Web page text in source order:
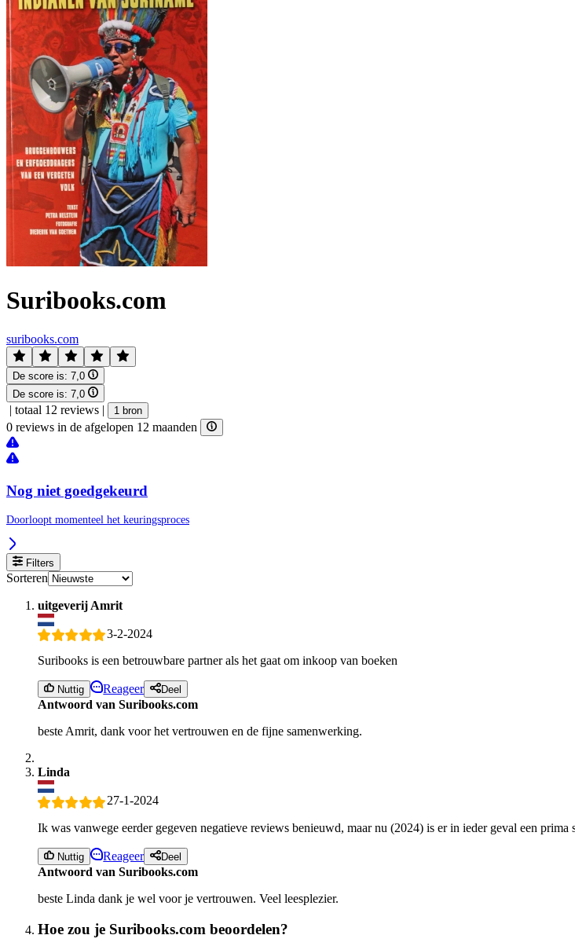
Suribooks.com
suribooks.com
De score is: 7,0
De score is: 7,0
| totaal 12 reviews | 1 bron
0 reviews in de afgelopen 12 maanden
Nog niet goedgekeurd
Doorloopt momenteel het keuringsproces
Filters
Sorteren
uitgeverij Amrit
3-2-2024
Suribooks is een betrouwbare partner als het gaat om inkoop van boeken
Nuttig Reageer Deel
Antwoord van Suribooks.com
beste Amrit, dank voor het vertrouwen en de fijne samenwerking.
Linda
27-1-2024
Ik was vanwege eerder gegeven negatieve reviews benieuwd, maar nu (2024) is er in ieder geval een
Nuttig Reageer Deel
Antwoord van Suribooks.com
beste Linda dank je wel voor je vertrouwen. Veel leesplezier.
Hoe zou je Suribooks.com beoordelen?